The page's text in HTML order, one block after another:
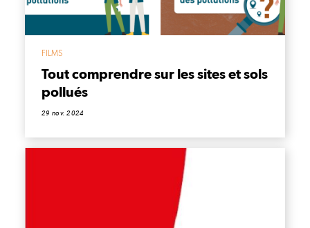
FILMS
Tout comprendre sur les sites et sols
pollués
29 nov. 2024